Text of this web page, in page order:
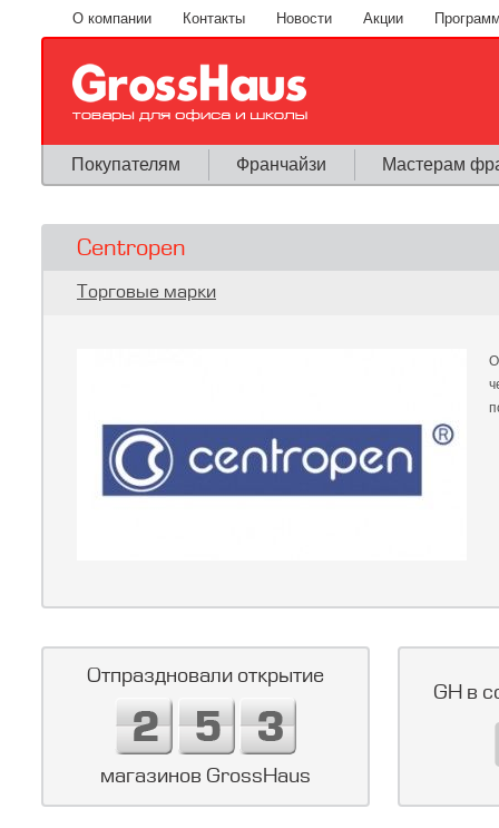
Перейти к основному содержанию
О компании Контакты Новости Акции
Покупателям Франчайзи Мастерам
Centropen
Вы здесь
Торговые марки
Отпраздновали открытие
магазинов GrossHaus
GH в